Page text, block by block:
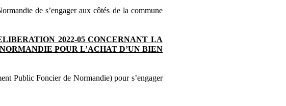
de s’engager aux côtés de la commune
2022-05 CONCERNANT LA
POUR L’ACHAT D’UN BIEN
Public Foncier de Normandie) pour s’engager